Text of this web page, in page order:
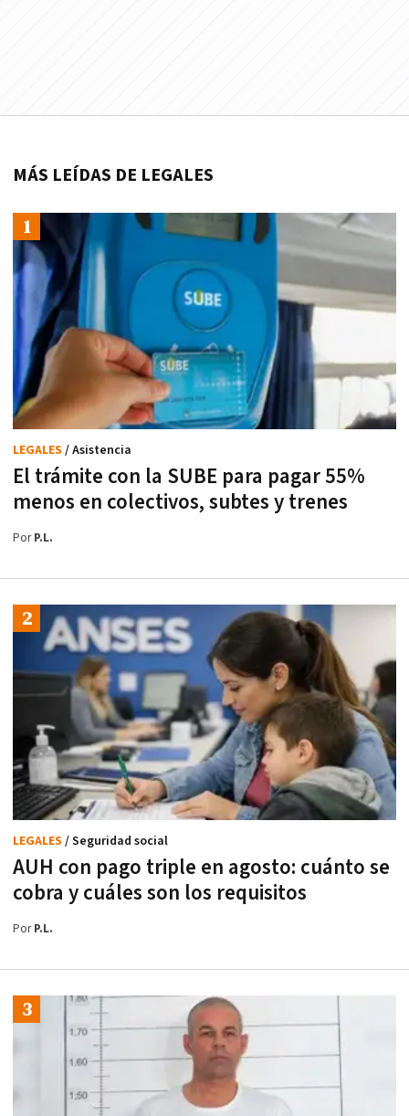
MÁS LEÍDAS DE LEGALES
El trámite con la SUBE para pagar 55%
menos en colectivos, subtes y trenes
LEGALES / Asistencia
PorP.L.
AUH con pago triple en agosto: cuánto se
cobra y cuáles son los requisitos
LEGALES / Seguridad social
PorP.L.